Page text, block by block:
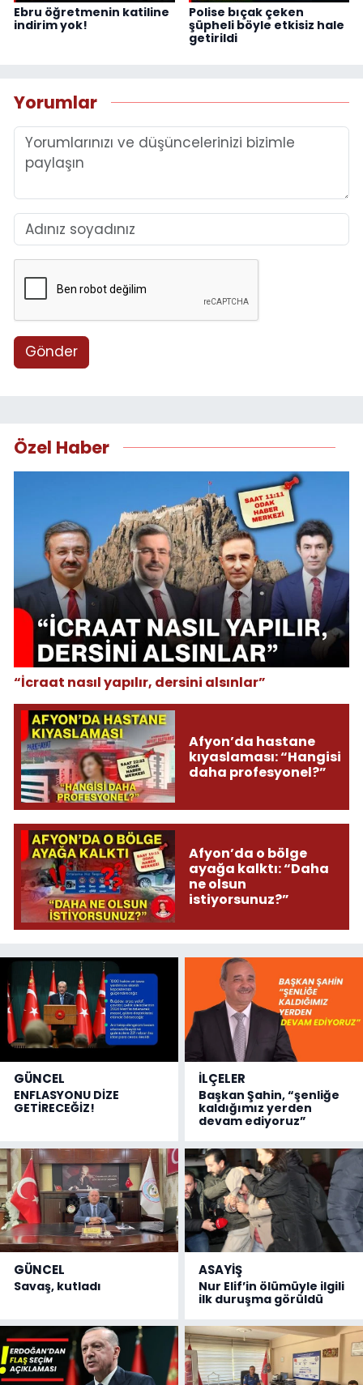
Ebru öğretmenin katiline
indirim yok!
Polise bıçak çeken
şüpheli böyle etkisiz hale
getirildi
Yorumlar
Gönder
Özel Haber
“İcraat nasıl yapılır, dersini alsınlar”
Afyon’da hastane
kıyaslaması: “Hangisi
daha profesyonel?”
Afyon’da o bölge
ayağa kalktı: “Daha
ne olsun
istiyorsunuz?”
GÜNCEL
ENFLASYONU DİZE
GETİRECEĞİZ!
İLÇELER
Başkan Şahin, “şenliğe
kaldığımız yerden
devam ediyoruz”
GÜNCEL
Savaş, kutladı
ASAYİŞ
Nur Elif’in ölümüyle ilgili
ilk duruşma görüldü